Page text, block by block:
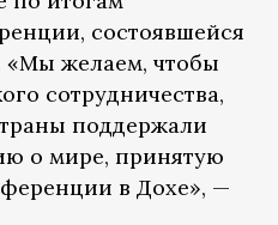
состоявшейся
«Мы желаем, чтобы
сотрудничества,
поддержали
о мире, принятую
в Дохе», —